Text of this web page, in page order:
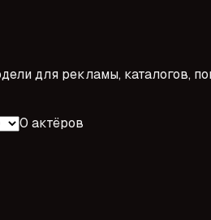
для рекламы, каталогов,
0 актёров